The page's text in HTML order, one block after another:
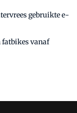
gebruikte e-
fatbikes vanaf